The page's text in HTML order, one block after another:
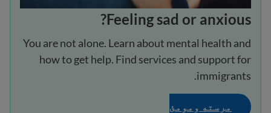
Feeling sad or anxious?
You are not alone. Learn about mental health and
how to get help. Find services and support for
immigrants.
مرسته ومومئ